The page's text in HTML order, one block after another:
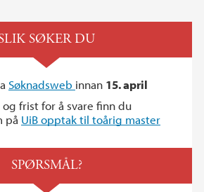
SØKER DU
Søknadsweb innan 15. april
og frist for å svare finn du
på UiB opptak til toårig master
SPØRSMÅL?